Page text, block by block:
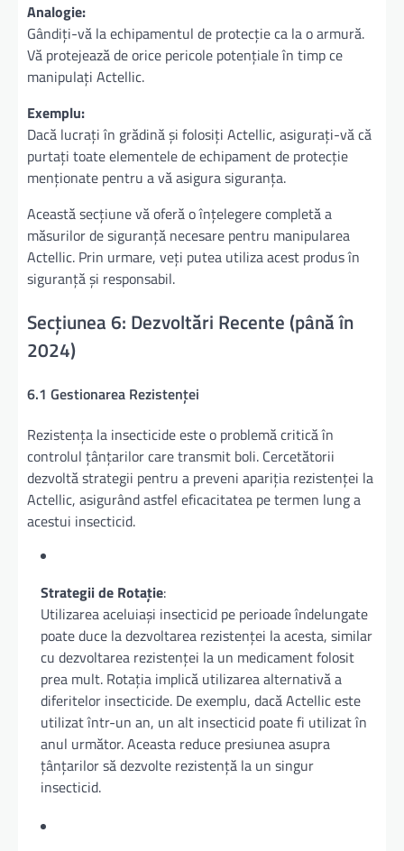
Analogie:
Gândiți-vă la echipamentul de protecție ca la o armură.
Vă protejează de orice pericole potențiale în timp ce
manipulați Actellic.
Exemplu:
Dacă lucrați în grădină și folosiți Actellic, asigurați-vă că
purtați toate elementele de echipament de protecție
menționate pentru a vă asigura siguranța.
Această secțiune vă oferă o înțelegere completă a
măsurilor de siguranță necesare pentru manipularea
Actellic. Prin urmare, veți putea utiliza acest produs în
siguranță și responsabil.
Secțiunea 6: Dezvoltări Recente (până în
2024)
6.1 Gestionarea Rezistenței
Rezistența la insecticide este o problemă critică în
controlul țânțarilor care transmit boli. Cercetătorii
dezvoltă strategii pentru a preveni apariția rezistenței la
Actellic, asigurând astfel eficacitatea pe termen lung a
acestui insecticid.
Strategii de Rotație:
Utilizarea aceluiași insecticid pe perioade îndelungate
poate duce la dezvoltarea rezistenței la acesta, similar
cu dezvoltarea rezistenței la un medicament folosit
prea mult. Rotația implică utilizarea alternativă a
diferitelor insecticide. De exemplu, dacă Actellic este
utilizat într-un an, un alt insecticid poate fi utilizat în
anul următor. Aceasta reduce presiunea asupra
țânțarilor să dezvolte rezistență la un singur
insecticid.